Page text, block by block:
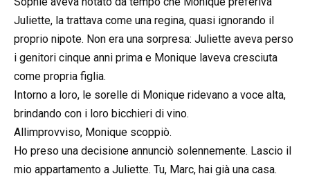
Juliette, la trattava come una regina, quasi ignorando il
proprio nipote. Non era una sorpresa: Juliette aveva perso
i genitori cinque anni prima e Monique laveva cresciuta
come propria figlia.
Intorno a loro, le sorelle di Monique ridevano a voce alta,
brindando con i loro bicchieri di vino.
Allimprovviso, Monique scoppiò.
Ho preso una decisione annunciò solennemente. Lascio il
mio appartamento a Juliette. Tu, Marc, hai già una casa.